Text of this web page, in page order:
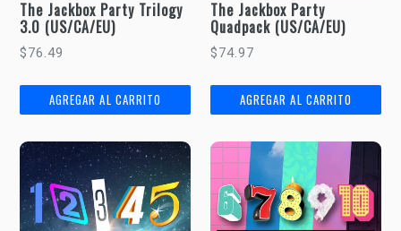
The Jackbox Party Trilogy
3.0 (US/CA/EU)
Precio
$76.49
The Jackbox Party
Quadpack (US/CA/EU)
Precio
$74.97